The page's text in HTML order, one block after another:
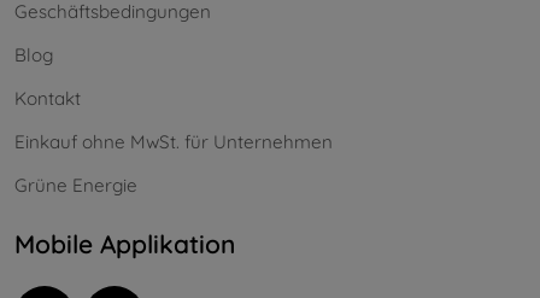
Geschäftsbedingungen
Blog
Kontakt
Einkauf ohne MwSt. für Unternehmen
Grüne Energie
Mobile Applikation